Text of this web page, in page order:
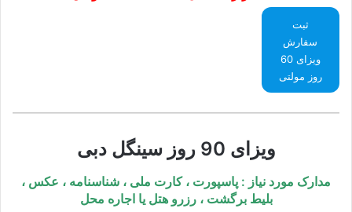
ثبت
سفارش
ویزای 60
روز مولتی
ویزای 90 روز سینگل دبی
مدارک مورد نیاز : پاسپورت ، کارت ملی ، شناسنامه ، عکس ،
بلیط برگشت ، رزرو هتل یا اجاره محل